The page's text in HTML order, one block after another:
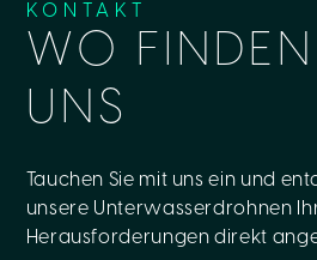
KONTAKT
WO FINDEN
UNS
Tauchen Sie mit uns ein und
unsere Unterwasserdrohnen
Herausforderungen direkt